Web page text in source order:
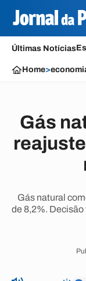
Últimas Notícias
Home>
Gás
Gás natural
de 8,2%.